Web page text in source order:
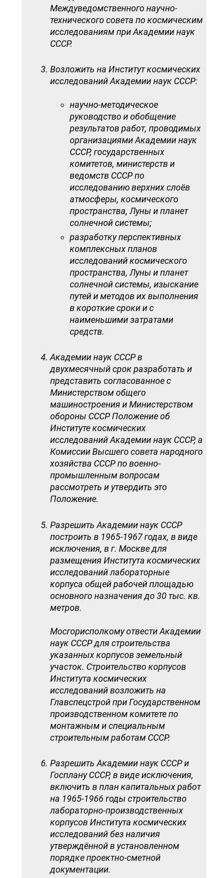
Междуведомственного научно-
технического совета по космическим
исследованиям при Академии наук
СССР.
Возложить на Институт космических
исследований Академии наук СССР:
научно-методическое
руководство и обобщение
результатов работ, проводимых
организациями Академии наук
СССР, государственных
комитетов, министерств и
ведомств СССР по
исследованию верхних слоёв
атмосферы, космического
пространства, Луны и планет
солнечной системы;
разработку перспективных
комплексных планов
исследований космического
пространства, Луны и планет
солнечной системы, изыскание
путей и методов их выполнения
в короткие сроки и с
наименьшими затратами
средств.
Академии наук СССР в
двухмесячный срок разработать и
представить согласованное с
Министерством общего
машиностроения и Министерством
обороны СССР Положение об
Институте космических
исследований Академии наук СССР, а
Комиссии Высшего совета народного
хозяйства СССР по военно-
промышленным вопросам
рассмотреть и утвердить это
Положение.
Разрешить Академии наук СССР
построить в 1965-1967 годах, в виде
исключения, в г. Москве для
размещения Института космических
исследований лабораторные
корпуса общей рабочей площадью
основного назначения до 30 тыс. кв.
метров.
Мосгорисполкому отвести Академии
наук СССР для строительства
указанных корпусов земельный
участок. Строительство корпусов
Института космических
исследований возложить на
Главспецстрой при Государственном
производственном комитете по
монтажным и специальным
строительным работам СССР.
Разрешить Академии наук СССР и
Госплану СССР, в виде исключения,
включить в план капитальных работ
на 1965-1966 годы строительство
лабораторно-производственных
корпусов Института космических
исследований без наличия
утверждённой в установленном
порядке проектно-сметной
документации.